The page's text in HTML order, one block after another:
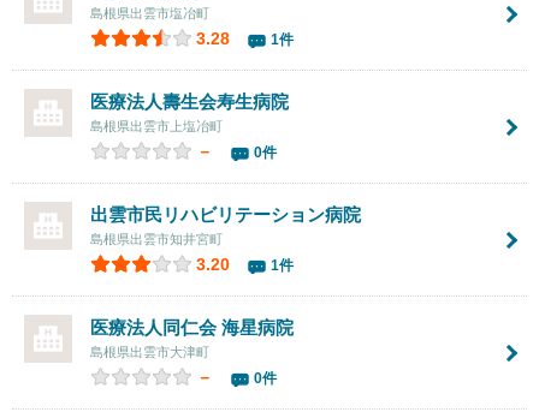
島根県出雲市塩冶町
3.28 1件
医療法人壽生会寿生病院
島根県出雲市上塩冶町
－ 0件
出雲市民リハビリテーション病院
島根県出雲市知井宮町
3.20 1件
医療法人同仁会 海星病院
島根県出雲市大津町
－ 0件